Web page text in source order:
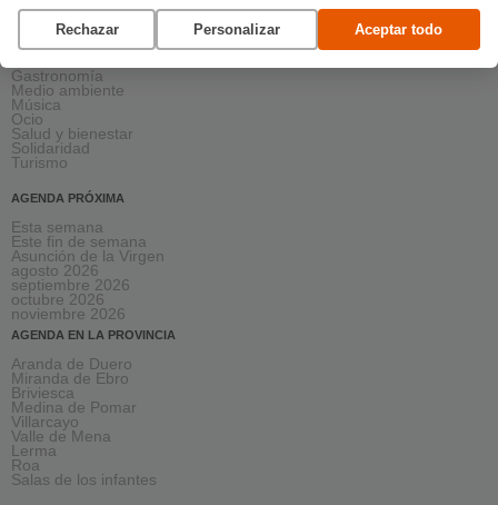
Rechazar Personalizar Aceptar todo
Deportes
Escena
Gastronomía
Medio ambiente
Música
Ocio
Salud y bienestar
Solidaridad
Turismo
AGENDA PRÓXIMA
Esta semana
Este fin de semana
Asunción de la Virgen
agosto 2026
septiembre 2026
octubre 2026
noviembre 2026
AGENDA EN LA PROVINCIA
Aranda de Duero
Miranda de Ebro
Briviesca
Medina de Pomar
Villarcayo
Valle de Mena
Lerma
Roa
Salas de los infantes